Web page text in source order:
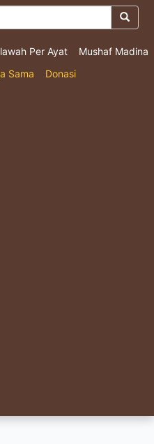
Per Ayat
Mushaf Madina
Sama Donasi